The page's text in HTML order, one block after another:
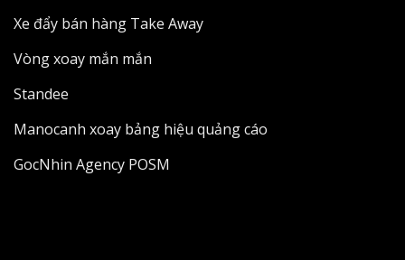
Xe đẩy bán hàng Take Away
Vòng xoay mắn mắn
Standee
Manocanh xoay bảng hiệu quảng cáo
GocNhin Agency POSM